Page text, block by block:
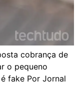
cobrança de
o pequeno
fake Por Jornal